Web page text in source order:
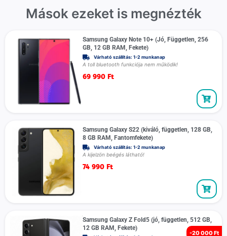
Mások ezeket is megnézték
Samsung Galaxy Note 10+ (Jó, Független, 256
GB, 12 GB RAM, Fekete)
Várható szállítás: 1-2 munkanap
A toll bluetooth funkciója nem működik!
69 990 Ft
Samsung Galaxy S22 (kiváló, független, 128 GB,
8 GB RAM, Fantomfekete)
Várható szállítás: 1-2 munkanap
A kijelzön beégés látható!
74 990 Ft
-20 000 Ft
Samsung Galaxy Z Fold5 (jó, független, 512 GB,
12 GB RAM, Fekete)